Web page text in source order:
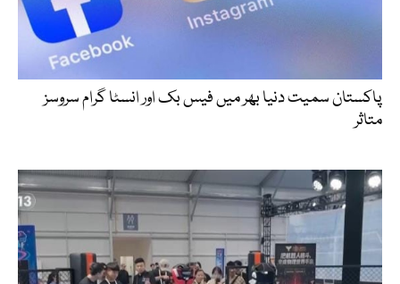
پاکستان سمیت دنیا بھر میں فیس بک اور انسٹا گرام سروسز
متاثر